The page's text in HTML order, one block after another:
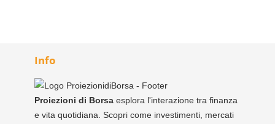
Info
Proiezioni di Borsa esplora l'interazione tra finanza
e vita quotidiana. Scopri come investimenti, mercati